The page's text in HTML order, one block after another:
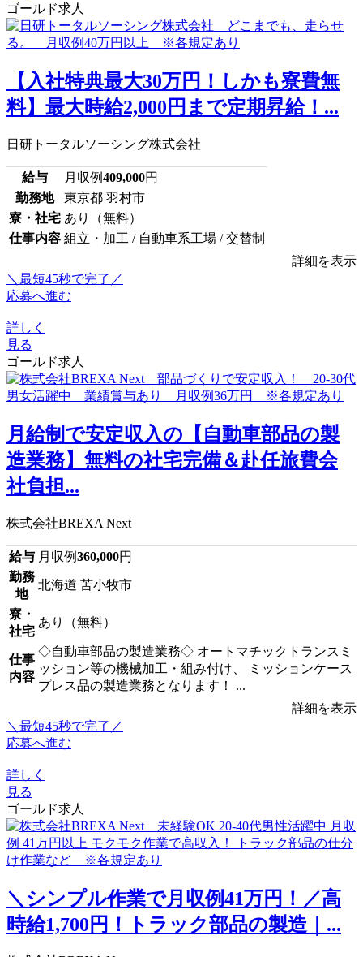
ゴールド求人
【入社特典最大30万円！しかも寮費無
料】最大時給2,000円まで定期昇給！...
日研トータルソーシング株式会社
給与 月収例409,000円
勤務地
東京都 羽村市
寮・社宅 あり（無料）
仕事内容 組立・加工 / 自動車系工場 / 交替制
詳細を表示
＼最短45秒で完了／
応募へ進む
詳しく
見る
ゴールド求人
月給制で安定収入の【自動車部品の製
造業務】無料の社宅完備＆赴任旅費会
社負担...
株式会社BREXA Next
給与 月収例360,000円
勤務
地
北海道 苫小牧市
寮・
社宅
あり（無料）
仕事
内容
◇自動車部品の製造業務◇ オートマチックトランスミ
ッション等の機械加工・組み付け、 ミッションケース
プレス品の製造業務となります！ ...
詳細を表示
＼最短45秒で完了／
応募へ進む
詳しく
見る
ゴールド求人
＼シンプル作業で月収例41万円！／高
時給1,700円！トラック部品の製造｜...